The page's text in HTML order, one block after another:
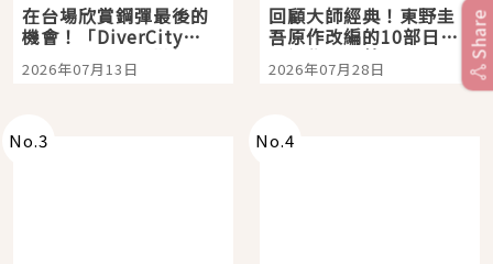
在台場欣賞鋼彈最後的
機會！「DiverCity
Tokyo Plaza」搭船、
購物、美食及夜景，一
2026年07月13日
回顧大師經典！東野圭
吾原作改編的10部日本
影視作品推薦
2026年07月28日
No.3 No.4
Share